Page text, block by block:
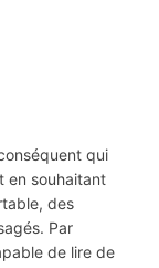
qui
en souhaitant
des
Par
de lire de